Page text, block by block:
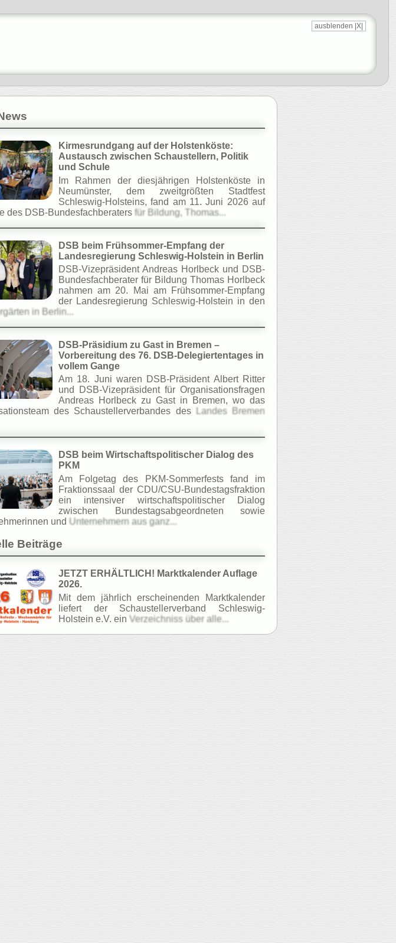
ausblenden |X|
Kirmesrundgang auf der Holstenköste:
Austausch zwischen Schaustellern, Politik
und Schule
Im Rahmen der diesjährigen Holstenköste in
Neumünster, dem zweitgrößten Stadtfest
Schleswig-Holsteins, fand am 11. Juni 2026 auf
des DSB-Bundesfachberaters für Bildung, Thomas...
DSB beim Frühsommer-Empfang der
Landesregierung Schleswig-Holstein in Berlin
DSB-Vizepräsident Andreas Horlbeck und DSB-
Bundesfachberater für Bildung Thomas Horlbeck
nahmen am 20. Mai am Frühsommer-Empfang
der Landesregierung Schleswig-Holstein in den
in Berlin...
DSB-Präsidium zu Gast in Bremen –
Vorbereitung des 76. DSB-Delegiertentages in
vollem Gange
Am 18. Juni waren DSB-Präsident Albert Ritter
und DSB-Vizepräsident für Organisationsfragen
Andreas Horlbeck zu Gast in Bremen, wo das
des Schaustellerverbandes desLandes Bremen
DSB beim Wirtschaftspolitischer Dialog des
PKM
Am Folgetag des PKM-Sommerfests fand im
Fraktionssaal der CDU/CSU-Bundestagsfraktion
ein intensiver wirtschaftspolitischer Dialog
zwischen Bundestagsabgeordneten sowie
und Unternehmern aus ganz...
Beiträge
JETZT ERHÄLTLICH! Marktkalender Auflage
2026.
Mit dem jährlich erscheinenden Marktkalender
liefert der Schaustellerverband Schleswig-
Holstein e.V. ein Verzeichniss über alle...